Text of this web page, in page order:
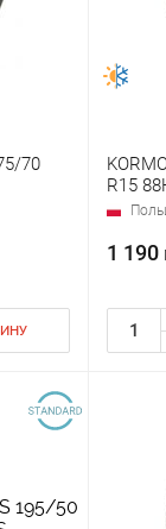
70
R15
1 190